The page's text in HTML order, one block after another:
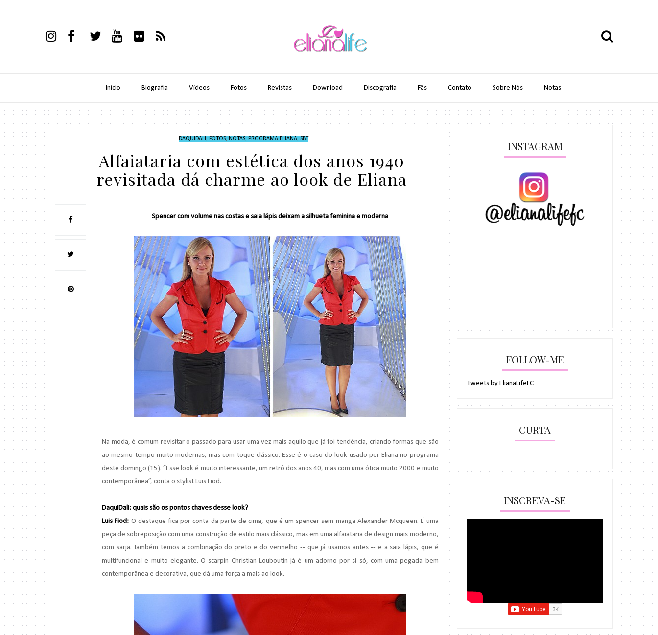
Início Biografia Vídeos Fotos Revistas Download Discografia Fãs Contato Sobre Nós Notas
DAQUIDALI , FOTOS, NOTAS, PROGRAMA ELIANA,SBT
Alfaiataria com estética dos anos 1940
revisitada dá charme ao look de Eliana
Spencer com volume nas costas e saia lápis deixam a silhueta feminina e moderna
Na moda, é comum revisitar o passado para usar uma vez mais aquilo que já foi tendência, criando formas que são
ao mesmo tempo muito modernas, mas com toque clássico. Esse é o caso do look usado por Eliana no programa
deste domingo (15). “Esse look é muito interessante, um retrô dos anos 40, mas com uma ótica muito 2000 e muito
contemporânea”, conta o stylist Luis Fiod.
DaquiDali: quais são os pontos chaves desse look?
Luis Fiod: O destaque fica por conta da parte de cima, que é um spencer sem manga Alexander Mcqueen. É uma
peça de sobreposição com uma construção de estilo mais clássico, mas em uma alfaiataria de design mais moderno,
com sarja. Também temos a combinação do preto e do vermelho -- que já usamos antes -- e a saia lápis, que é
multifuncional e muito elegante. O scarpin Christian Louboutin já é um adorno por si só, com uma pegada bem
contemporânea e decorativa, que dá uma força a mais ao look.
INSTAGRAM
FOLLOW-ME
Tweets by ElianaLifeFC
CURTA
INSCREVA-SE